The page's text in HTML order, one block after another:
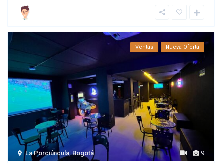
9
La Porciúncula,Bogotá
Ventas Nueva Oferta